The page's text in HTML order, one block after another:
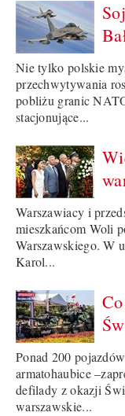
Nie tylko polskie
przechwytywania
pobliżu granic
stacjonujące...
Warszawiacy i
mieszkańcom Woli
Warszawskiego. W
Karol...
Ponad 200
armatohaubice
defilady z okazji
warszawskie...